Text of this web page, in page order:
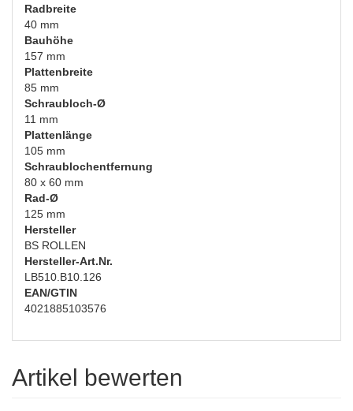
Radbreite
40 mm
Bauhöhe
157 mm
Plattenbreite
85 mm
Schraubloch-Ø
11 mm
Plattenlänge
105 mm
Schraublochentfernung
80 x 60 mm
Rad-Ø
125 mm
Hersteller
BS ROLLEN
Hersteller-Art.Nr.
LB510.B10.126
EAN/GTIN
4021885103576
Artikel bewerten